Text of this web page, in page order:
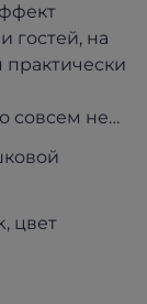
гостей, на
практически
совсем не
цвет